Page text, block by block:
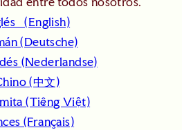
(English)
(Deutsche)
(Nederlandse)
(中文)
(Tiếng Việt)
(Français)